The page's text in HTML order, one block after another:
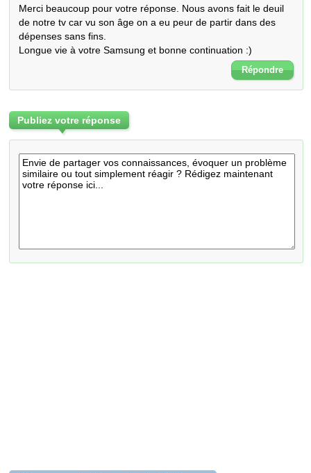
Merci beaucoup pour votre réponse. Nous avons fait le deuil
de notre tv car vu son âge on a eu peur de partir dans des
dépenses sans fins.
Longue vie à votre Samsung et bonne continuation :)
Répondre
Publiez votre réponse